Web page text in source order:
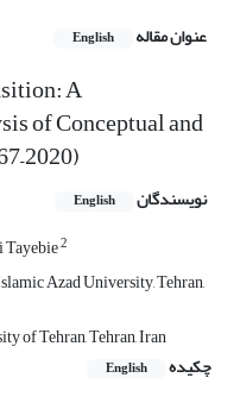
عنوان مقاله English
A
of Conceptual and
نویسندگان English
Tayebie2
Azad University, Tehran,
of Tehran, Tehran, Iran
چکیده
English